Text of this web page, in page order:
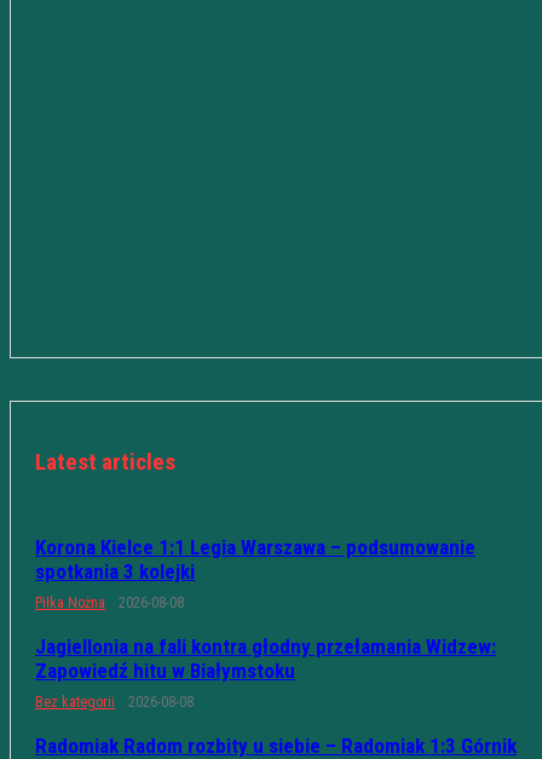
Latest articles
Korona Kielce 1:1 Legia Warszawa – podsumowanie
spotkania 3 kolejki
Piłka Nożna 2026-08-08
Jagiellonia na fali kontra głodny przełamania Widzew:
Zapowiedź hitu w Białymstoku
Bez kategorii 2026-08-08
Radomiak Radom rozbity u siebie – Radomiak 1:3 Górnik